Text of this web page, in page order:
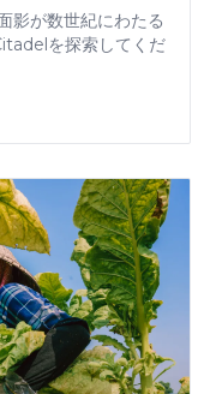
影が数世紀にわたる
を探索してくだ